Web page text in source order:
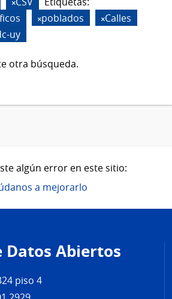
poblados
Calles
uy
otra búsqueda.
algún error en este sitio:
a mejorarlo
Datos Abiertos
piso 4